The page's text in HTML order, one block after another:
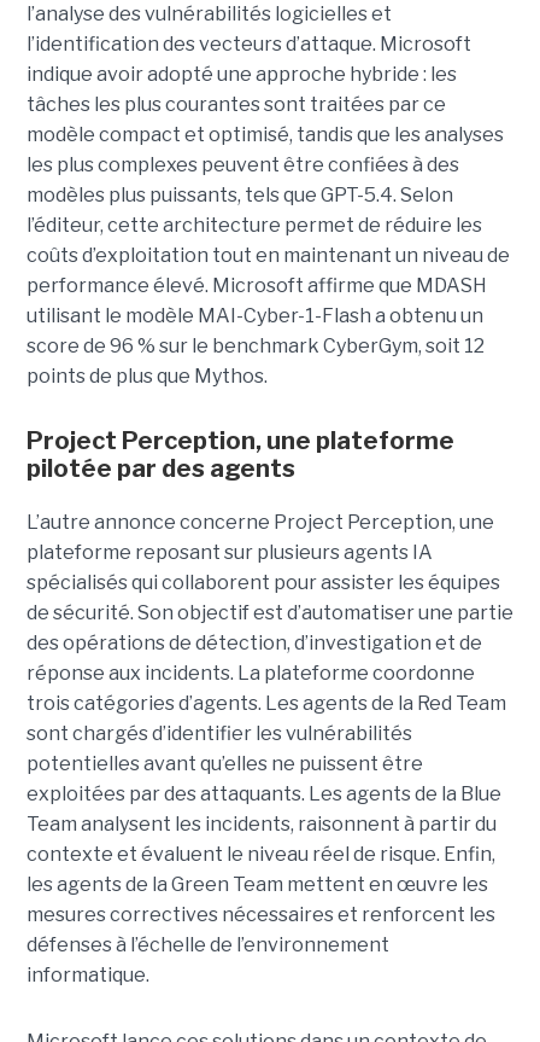
l’analyse des vulnérabilités logicielles et
l’identification des vecteurs d’attaque. Microsoft
indique avoir adopté une approche hybride : les
tâches les plus courantes sont traitées par ce
modèle compact et optimisé, tandis que les analyses
les plus complexes peuvent être confiées à des
modèles plus puissants, tels que GPT-5.4. Selon
l’éditeur, cette architecture permet de réduire les
coûts d’exploitation tout en maintenant un niveau de
performance élevé. Microsoft affirme que MDASH
utilisant le modèle MAI-Cyber-1-Flash a obtenu un
score de 96 % sur le benchmark CyberGym, soit 12
points de plus que Mythos.
Project Perception, une plateforme
pilotée par des agents
L’autre annonce concerne Project Perception, une
plateforme reposant sur plusieurs agents IA
spécialisés qui collaborent pour assister les équipes
de sécurité. Son objectif est d’automatiser une partie
des opérations de détection, d’investigation et de
réponse aux incidents. La plateforme coordonne
trois catégories d’agents. Les agents de la Red Team
sont chargés d’identifier les vulnérabilités
potentielles avant qu’elles ne puissent être
exploitées par des attaquants. Les agents de la Blue
Team analysent les incidents, raisonnent à partir du
contexte et évaluent le niveau réel de risque. Enfin,
les agents de la Green Team mettent en œuvre les
mesures correctives nécessaires et renforcent les
défenses à l’échelle de l’environnement
informatique.